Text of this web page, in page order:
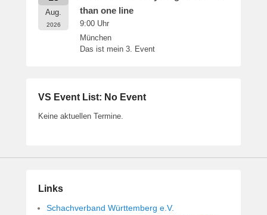
Aug.
2026
than one line
9:00 Uhr
München
Das ist mein 3. Event
VS Event List: No Event
Keine aktuellen Termine.
Links
Schachverband Württemberg e.V.